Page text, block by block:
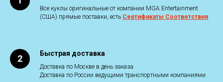
Все куклы оригинальные от компании MGA Entertainment
(США) прямые поставки, есть Сертификаты Соответствия
Быстрая доставка
Доставка по Москве в день заказа
Доставка по России ведущими транспортными компаниями